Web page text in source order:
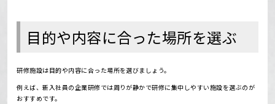
目的や内容に合った場所を選ぶ
研修施設は目的や内容に合った場所を選びましょう。
例えば、新入社員の企業研修では周りが静かで研修に集中しやすい施設を選ぶのが
おすすめです。